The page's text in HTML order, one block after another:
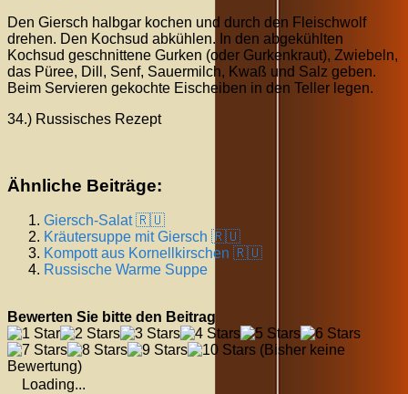
Den Giersch halbgar kochen und durch den Fleischwolf
drehen. Den Kochsud abkühlen. In den abgekühlten
Kochsud geschnittene Gurken (oder Gurkenkraut), Zwiebeln,
das Püree, Dill, Senf, Sauermilch, Kwaß und Salz geben.
Beim Servieren gekochte Eischeiben in den Teller legen.
34.) Russisches Rezept
Ähnliche Beiträge:
Giersch-Salat 🇷🇺
Kräutersuppe mit Giersch 🇷🇺
Kompott aus Kornellkirschen 🇷🇺
Russische Warme Suppe
Bewerten Sie bitte den Beitrag
(Bisher keine
Bewertung)
Loading...